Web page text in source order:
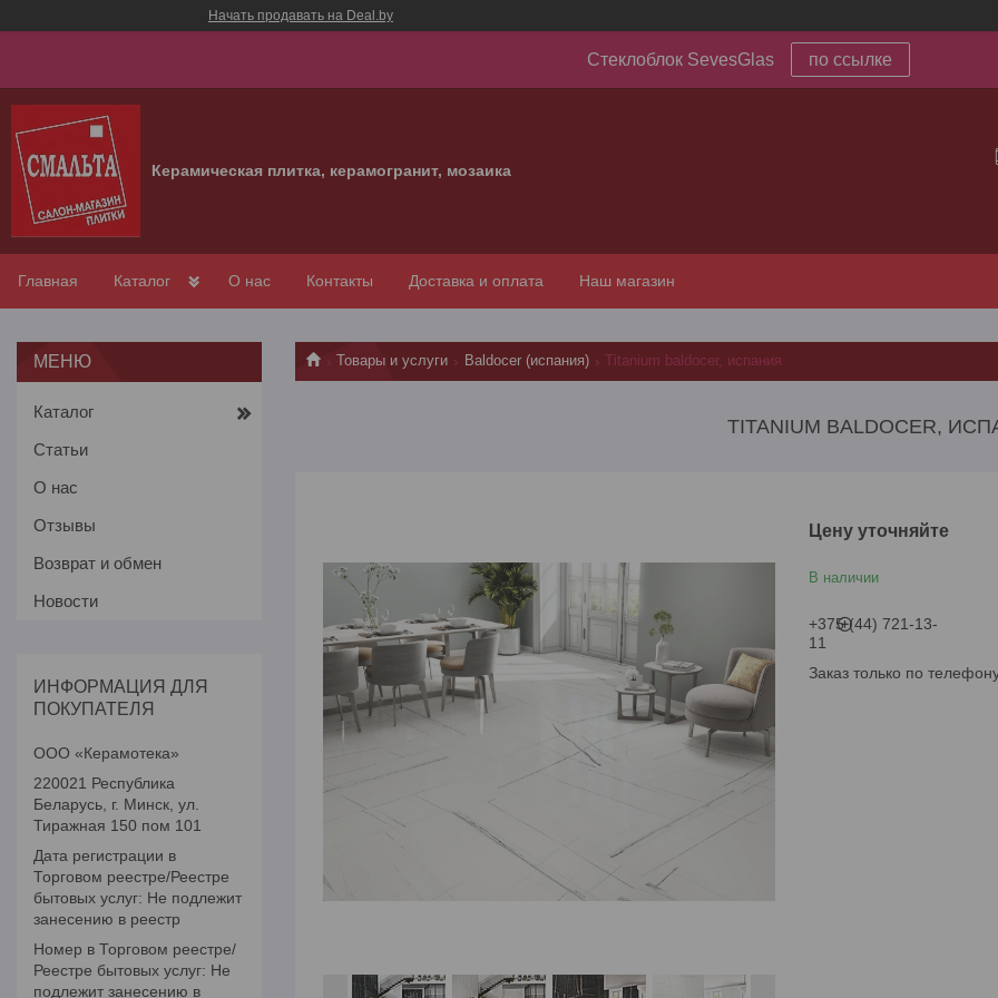
Начать продавать на Deal.by
Стеклоблок SevesGlas по ссылке
Керамическая плитка, керамогранит, мозаика
Главная Каталог О нас Контакты Доставка и оплата Наш магазин
Товары и услуги Baldocer (испания) Titanium baldocer, испания
TITANIUM BALDOCER,
Цену уточняйте
В наличии
+375 (44) 721-13-
11
Заказ только по
Каталог
Статьи
О нас
Отзывы
Возврат и обмен
Новости
ИНФОРМАЦИЯ ДЛЯ
ПОКУПАТЕЛЯ
ООО «Керамотека»
220021 Республика
Беларусь, г. Минск, ул.
Тиражная 150 пом 101
Дата регистрации в
Торговом реестре/Реестре
бытовых услуг: Не подлежит
занесению в реестр
Номер в Торговом реестре/
Реестре бытовых услуг: Не
подлежит занесению в